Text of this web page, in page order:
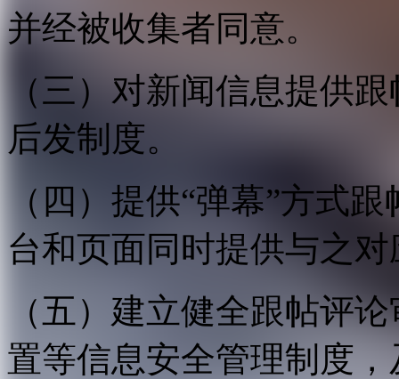
并经被收集者同意。
（三）对新闻信息提供
后发制度。
（四）提供“弹幕”方式
台和页面同时提供与之
（五）建立健全跟帖评
置等信息安全管理制度